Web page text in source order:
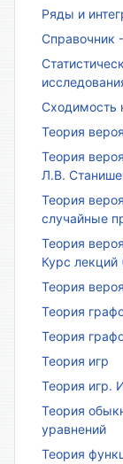
Ряды и
Справочник
Сходимость
Теория
Теория
Л.В.
Теория
случайные
Теория
Курс лекций
Теория
Теория
Теория
Теория игр
Теория игр.
Теория
уравнений
Теория